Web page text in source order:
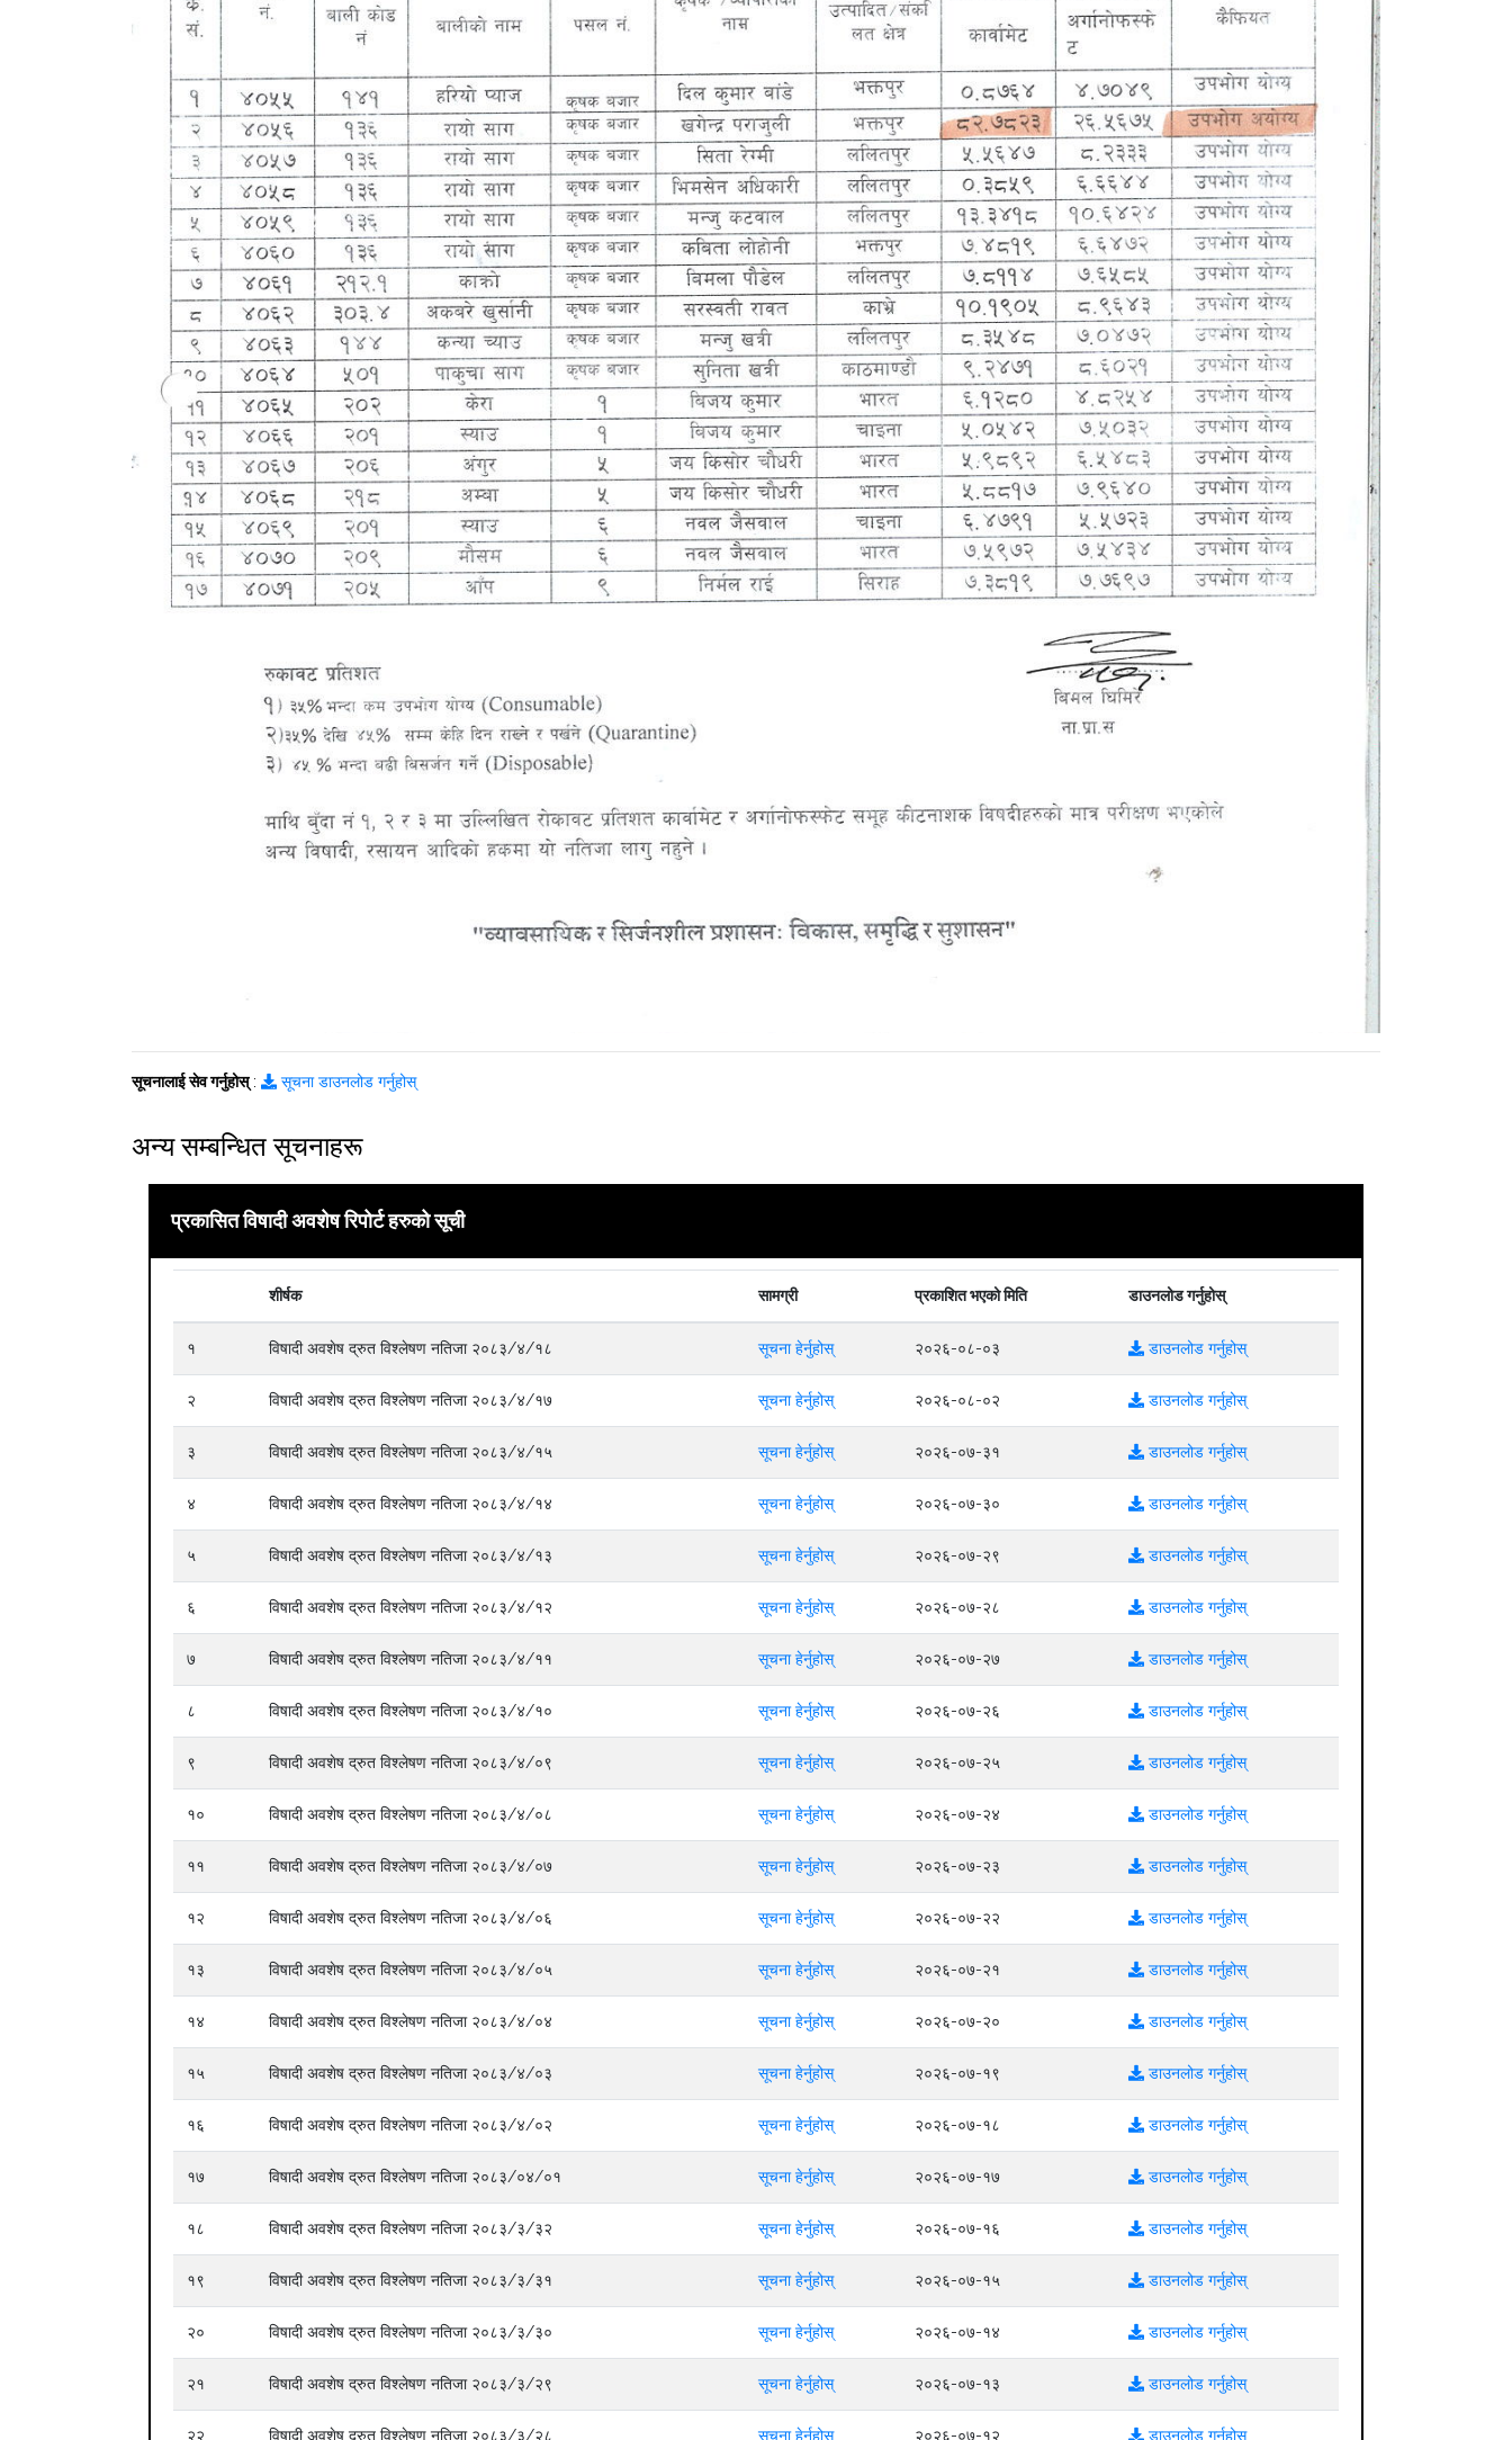
सूचनालाई सेव गर्नुहोस्: सूचना डाउनलोड गर्नुहोस्
अन्य सम्बन्धित सूचनाहरू
प्रकासित विषादी अवशेष रिपोर्ट हरुको सूची
शीर्षक सामग्री प्रकाशित भएको मिति डाउनलोड गर्नुहोस्
१ विषादी अवशेष द्रुत विश्लेषण नतिजा २०८३/४/१८ सूचना हेर्नुहोस् २०२६-०८-०३ डाउनलोड गर्नुहोस्
२ विषादी अवशेष द्रुत विश्लेषण नतिजा २०८३/४/१७ सूचना हेर्नुहोस् २०२६-०८-०२ डाउनलोड गर्नुहोस्
३ विषादी अवशेष द्रुत विश्लेषण नतिजा २०८३/४/१५ सूचना हेर्नुहोस् २०२६-०७-३१ डाउनलोड गर्नुहोस्
४ विषादी अवशेष द्रुत विश्लेषण नतिजा २०८३/४/१४ सूचना हेर्नुहोस् २०२६-०७-३० डाउनलोड गर्नुहोस्
५ विषादी अवशेष द्रुत विश्लेषण नतिजा २०८३/४/१३ सूचना हेर्नुहोस् २०२६-०७-२९ डाउनलोड गर्नुहोस्
६ विषादी अवशेष द्रुत विश्लेषण नतिजा २०८३/४/१२ सूचना हेर्नुहोस् २०२६-०७-२८ डाउनलोड गर्नुहोस्
७ विषादी अवशेष द्रुत विश्लेषण नतिजा २०८३/४/११ सूचना हेर्नुहोस् २०२६-०७-२७ डाउनलोड गर्नुहोस्
८ विषादी अवशेष द्रुत विश्लेषण नतिजा २०८३/४/१० सूचना हेर्नुहोस् २०२६-०७-२६ डाउनलोड गर्नुहोस्
९ विषादी अवशेष द्रुत विश्लेषण नतिजा २०८३/४/०९ सूचना हेर्नुहोस् २०२६-०७-२५ डाउनलोड गर्नुहोस्
१० विषादी अवशेष द्रुत विश्लेषण नतिजा २०८३/४/०८ सूचना हेर्नुहोस् २०२६-०७-२४ डाउनलोड गर्नुहोस्
११ विषादी अवशेष द्रुत विश्लेषण नतिजा २०८३/४/०७ सूचना हेर्नुहोस् २०२६-०७-२३ डाउनलोड गर्नुहोस्
१२ विषादी अवशेष द्रुत विश्लेषण नतिजा २०८३/४/०६ सूचना हेर्नुहोस् २०२६-०७-२२ डाउनलोड गर्नुहोस्
१३ विषादी अवशेष द्रुत विश्लेषण नतिजा २०८३/४/०५ सूचना हेर्नुहोस् २०२६-०७-२१ डाउनलोड गर्नुहोस्
१४ विषादी अवशेष द्रुत विश्लेषण नतिजा २०८३/४/०४ सूचना हेर्नुहोस् २०२६-०७-२० डाउनलोड गर्नुहोस्
१५ विषादी अवशेष द्रुत विश्लेषण नतिजा २०८३/४/०३ सूचना हेर्नुहोस् २०२६-०७-१९ डाउनलोड गर्नुहोस्
१६ विषादी अवशेष द्रुत विश्लेषण नतिजा २०८३/४/०२ सूचना हेर्नुहोस् २०२६-०७-१८ डाउनलोड गर्नुहोस्
१७ विषादी अवशेष द्रुत विश्लेषण नतिजा २०८३/०४/०१ सूचना हेर्नुहोस् २०२६-०७-१७ डाउनलोड गर्नुहोस्
१८ विषादी अवशेष द्रुत विश्लेषण नतिजा २०८३/३/३२ सूचना हेर्नुहोस् २०२६-०७-१६ डाउनलोड गर्नुहोस्
१९ विषादी अवशेष द्रुत विश्लेषण नतिजा २०८३/३/३१ सूचना हेर्नुहोस् २०२६-०७-१५ डाउनलोड गर्नुहोस्
२० विषादी अवशेष द्रुत विश्लेषण नतिजा २०८३/३/३० सूचना हेर्नुहोस् २०२६-०७-१४ डाउनलोड गर्नुहोस्
२१ विषादी अवशेष द्रुत विश्लेषण नतिजा २०८३/३/२९ सूचना हेर्नुहोस् २०२६-०७-१३ डाउनलोड गर्नुहोस्
२२ विषादी अवशेष द्रुत विश्लेषण नतिजा २०८३/३/२८ सूचना हेर्नुहोस् २०२६-०७-१२ डाउनलोड गर्नुहोस्